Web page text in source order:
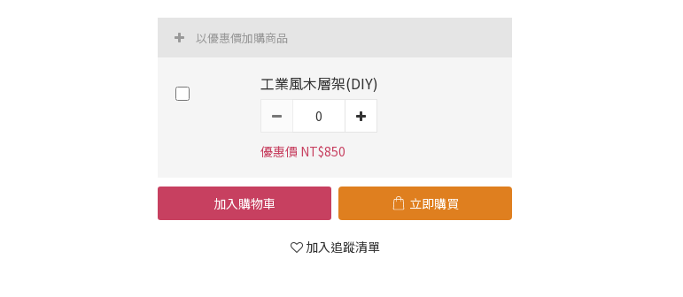
以優惠價加購商品
工業風木層架(DIY)
優惠價 NT$850
加入購物車 立即購買
加入追蹤清單